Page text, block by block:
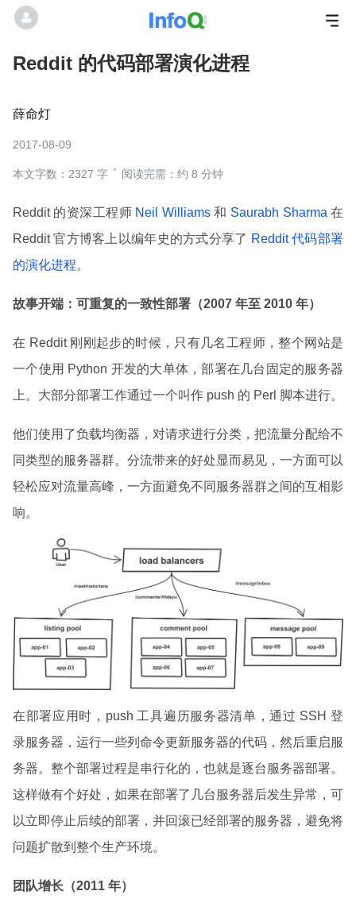
Reddit 的代码部署演化进程
薛命灯
2017-08-09
本文字数：2327 字 阅读完需：约 8 分钟
Reddit 的资深工程师 Neil Williams和 Saurabh Sharma在
Reddit 官方博客上以编年史的方式分享了 Reddit 代码部署
的演化进程。
故事开端：可重复的一致性部署（2007 年至 2010 年）
在 Reddit 刚刚起步的时候，只有几名工程师，整个网站是
一个使用 Python 开发的大单体，部署在几台固定的服务器
上。大部分部署工作通过一个叫作 push 的 Perl 脚本进行。
他们使用了负载均衡器，对请求进行分类，把流量分配给不
同类型的服务器群。分流带来的好处显而易见，一方面可以
轻松应对流量高峰，一方面避免不同服务器群之间的互相影
响。
在部署应用时，push 工具遍历服务器清单，通过 SSH 登
录服务器，运行一些列命令更新服务器的代码，然后重启服
务器。整个部署过程是串行化的，也就是逐台服务器部署。
这样做有个好处，如果在部署了几台服务器后发生异常，可
以立即停止后续的部署，并回滚已经部署的服务器，避免将
问题扩散到整个生产环境。
团队增长（2011 年）